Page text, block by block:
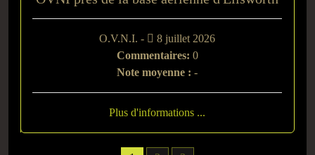
O.V.N.I. -
8 juillet 2026
Commentaires: 0
Note moyenne : -
Plus d'informations ...